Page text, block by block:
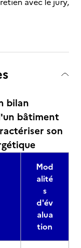
bilan
bâtiment
son
Mod
alité
s
d'év
alua
tion